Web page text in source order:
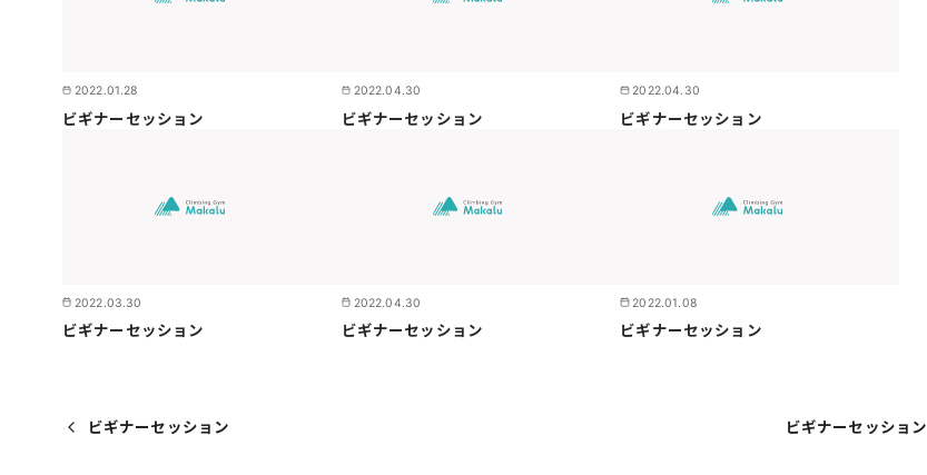
2022.01.28
ビギナーセッション
2022.04.30
ビギナーセッション
2022.04.30
ビギナーセッション
2022.03.30
ビギナーセッション
2022.04.30
ビギナーセッション
2022.01.08
ビギナーセッション
ビギナーセッション ビギナーセッション